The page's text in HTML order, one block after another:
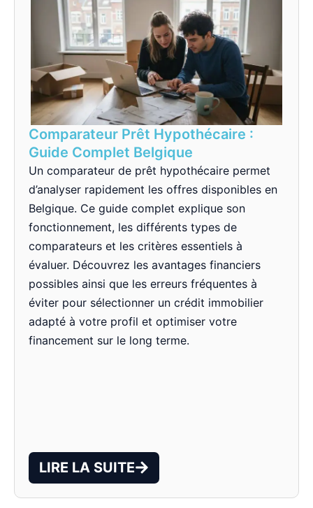
Comparateur Prêt Hypothécaire :
Guide Complet Belgique
Un comparateur de prêt hypothécaire permet
d’analyser rapidement les offres disponibles en
Belgique. Ce guide complet explique son
fonctionnement, les différents types de
comparateurs et les critères essentiels à
évaluer. Découvrez les avantages financiers
possibles ainsi que les erreurs fréquentes à
éviter pour sélectionner un crédit immobilier
adapté à votre profil et optimiser votre
financement sur le long terme.
LIRE LA SUITE